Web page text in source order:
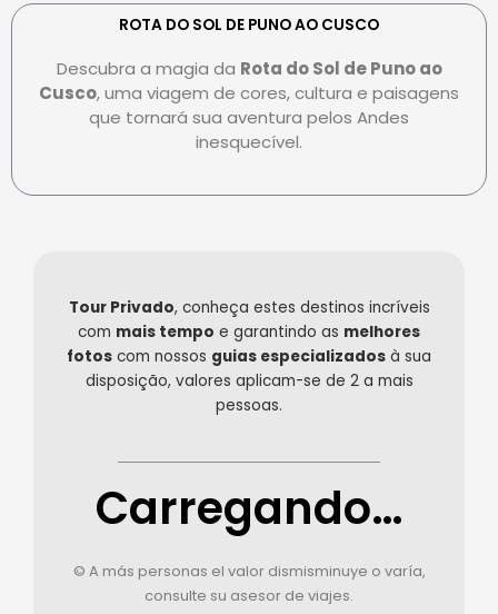
r
c
a
r
d
s
-
c
l
u
-
p
a
y
ROTA DO SOL DE PUNO AO CUSCO
Descubra a magia da Rota do Sol de Puno ao
Cusco, uma viagem de cores, cultura e paisagens
que tornará sua aventura pelos Andes
inesquecível.
Tour Privado, conheça estes destinos incríveis
com mais tempo e garantindo as melhores
fotos com nossos guias especializados à sua
disposição, valores aplicam-se de 2 a mais
pessoas.
Carregando…
© A más personas el valor dismisminuye o varía,
consulte su asesor de viajes.